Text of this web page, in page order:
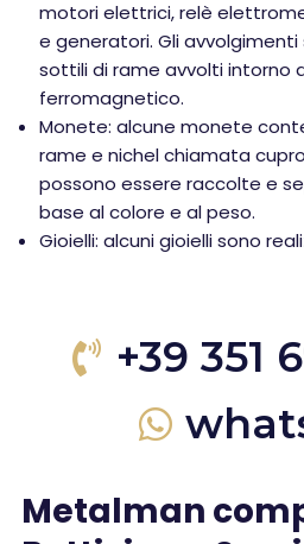
motori elettrici, relè
e generatori. Gli
sottili di rame avvolti intorno
ferromagnetico.
Monete: alcune monete
rame e nichel chiamata
possono essere raccolte e
base al colore e al peso.
Gioielli: alcuni gioielli sono
+39 351
Metalman